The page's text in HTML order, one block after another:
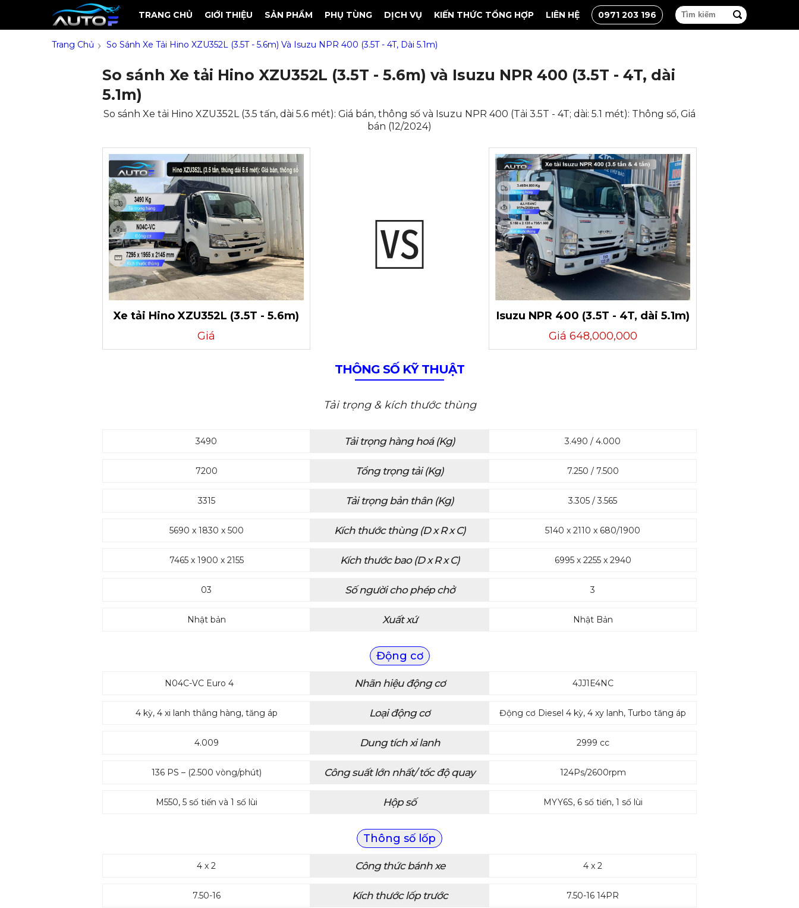
TRANG CHỦ GIỚI THIỆU SẢN PHẨM PHỤ TÙNG DỊCH VỤ KIẾN THỨC TỔNG HỢP LIÊN HỆ 0971 203 196
Trang Chủ › So Sánh Xe Tải Hino XZU352L (3.5T - 5.6m) Và Isuzu NPR 400 (3.5T - 4T, Dài 5.1m)
So sánh Xe tải Hino XZU352L (3.5T - 5.6m) và Isuzu NPR 400 (3.5T - 4T, dài
5.1m)
So sánh Xe tải Hino XZU352L (3.5 tấn, dài 5.6 mét): Giá bán, thông số và Isuzu NPR 400 (Tải 3.5T - 4T; dài: 5.1 mét): Thông số, Giá
bán (12/2024)
Xe tải Hino XZU352L (3.5T - 5.6m)
Giá
Isuzu NPR 400 (3.5T - 4T, dài 5.1m)
Giá 648,000,000
THÔNG SỐ KỸ THUẬT
Tải trọng & kích thước thùng
Tải trọng hàng hoá (Kg)
3490 3.490 / 4.000
Tổng trọng tải (Kg)
7200 7.250 / 7.500
Tải trọng bản thân (Kg)
3315 3.305 / 3.565
Kích thước thùng (D x R x C)
5690 x 1830 x 500 5140 x 2110 x 680/1900
Kích thước bao (D x R x C)
7465 x 1900 x 2155 6995 x 2255 x 2940
Số người cho phép chở
03 3
Xuất xứ
Nhật bản Nhật Bản
Động cơ
Nhãn hiệu động cơ
N04C-VC Euro 4 4JJ1E4NC
Loại động cơ
4 kỳ, 4 xi lanh thẳng hàng, tăng áp Động cơ Diesel 4 kỳ, 4 xy lanh, Turbo tăng áp
Dung tích xi lanh
4.009 2999 cc
Công suất lớn nhất/ tốc độ quay
136 PS – (2.500 vòng/phút) 124Ps/2600rpm
Hộp số
M550, 5 số tiến và 1 số lùi MYY6S, 6 số tiến, 1 số lùi
Thông số lốp
Công thức bánh xe
4 x 2 4 x 2
Kích thước lốp trước
7.50-16 7.50-16 14PR